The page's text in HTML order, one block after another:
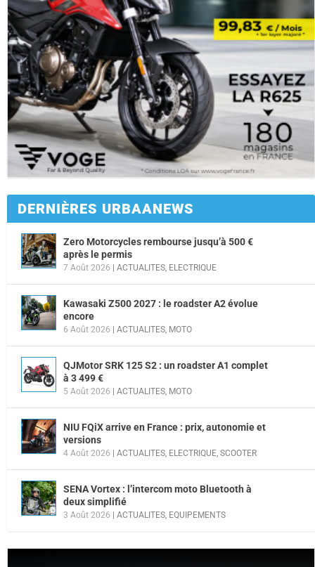
DERNIÈRES URBAANEWS
Zero Motorcycles rembourse jusqu’à 500 €
après le permis
7 Août 2026 | ACTUALITES ELECTRIQUE
Kawasaki Z500 2027 : le roadster A2 évolue
encore
6 Août 2026 | ACTUALITES MOTO
QJMotor SRK 125 S2 : un roadster A1 complet
à 3 499 €
5 Août 2026 | ACTUALITES MOTO
NIU FQiX arrive en France : prix, autonomie et
versions
4 Août 2026 | ACTUALITES ELECTRIQUE SCOOTER
SENA Vortex : l’intercom moto Bluetooth à
deux simplifié
3 Août 2026 | ACTUALITES EQUIPEMENTS